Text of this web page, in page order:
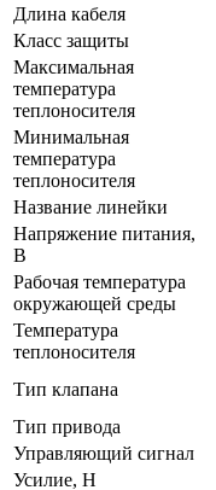
Длина кабеля
Класс защиты
Максимальная
температура
теплоносителя
Минимальная
температура
теплоносителя
Название линейки
Напряжение питания,
В
Рабочая температура
окружающей среды
Температура
теплоносителя
Тип клапана
Тип привода
Управляющий сигнал
Усилие, Н